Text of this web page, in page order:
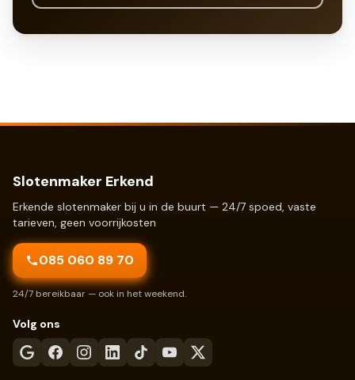
Slotenmaker Erkend
Erkende slotenmaker bij u in de buurt — 24/7 spoed, vaste
tarieven, geen voorrijkosten
085 060 89 70
24/7 bereikbaar — ook in het weekend.
Volg ons